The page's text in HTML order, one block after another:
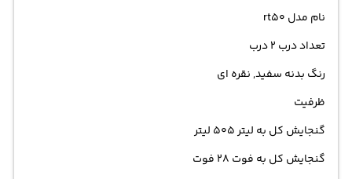
نام مدل rt50
تعداد درب 2 درب
رنگ بدنه سفید, نقره ای
ظرفیت
گنجایش کل به لیتر 505 لیتر
گنجایش کل به فوت 28 فوت